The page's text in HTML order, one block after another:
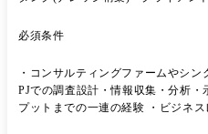
必須条件
・コンサルティングファームやシン
PJでの調査設計・情報収集・分析・
プットまでの一連の経験 ・ビジネ